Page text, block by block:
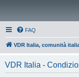
FAQ
VDR Italia, comunità
VDR Italia -